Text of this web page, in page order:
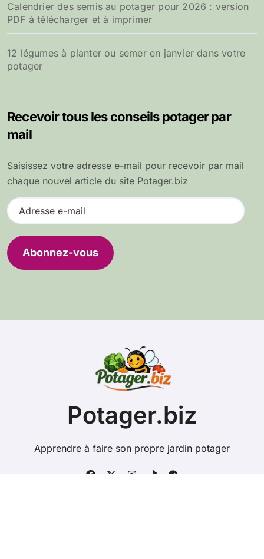
Calendrier des semis au potager pour 2026 : version
PDF à télécharger et à imprimer
12 légumes à planter ou semer en janvier dans votre
potager
Recevoir tous les conseils potager par
mail
Saisissez votre adresse e-mail pour recevoir par mail
chaque nouvel article du site Potager.biz
A
d
e
s
Abonnez-vous
Potager.biz
Apprendre à faire son propre jardin potager